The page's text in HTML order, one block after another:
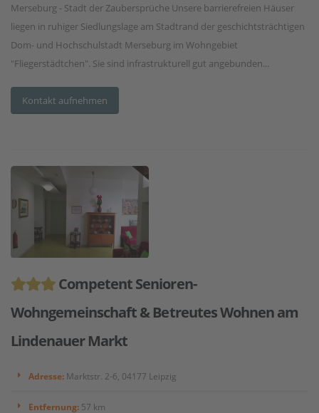
Merseburg - Stadt der Zaubersprüche Unsere barrierefreien Häuser
liegen in ruhiger Siedlungslage am Stadtrand der geschichtsträchtigen
Dom- und Hochschulstadt Merseburg im Wohngebiet
"Fliegerstädtchen". Sie sind infrastrukturell gut angebunden...
Kontakt aufnehmen
Competent Senioren-
Wohngemeinschaft & Betreutes Wohnen am
Lindenauer Markt
Adresse: Marktstr. 2-6, 04177 Leipzig
Entfernung: 57 km